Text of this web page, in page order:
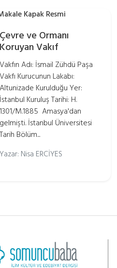
Çevre ve Ormanı
Koruyan Vakıf
Vakfın Adı: İsmail Zühdü Paşa
Vakfı Kurucunun Lakabı:
Altunizade Kurulduğu Yer:
İstanbul Kuruluş Tarihi: H.
1301/M.1885 Amasya'dan
gelmişti. İstanbul Üniversitesi
Tarih Bölüm...
Yazar: Nisa ERCİYES